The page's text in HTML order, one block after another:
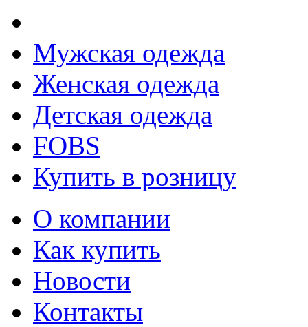
Мужская одежда
Женская одежда
Детская одежда
FOBS
Купить в розницу
О компании
Как купить
Новости
Контакты